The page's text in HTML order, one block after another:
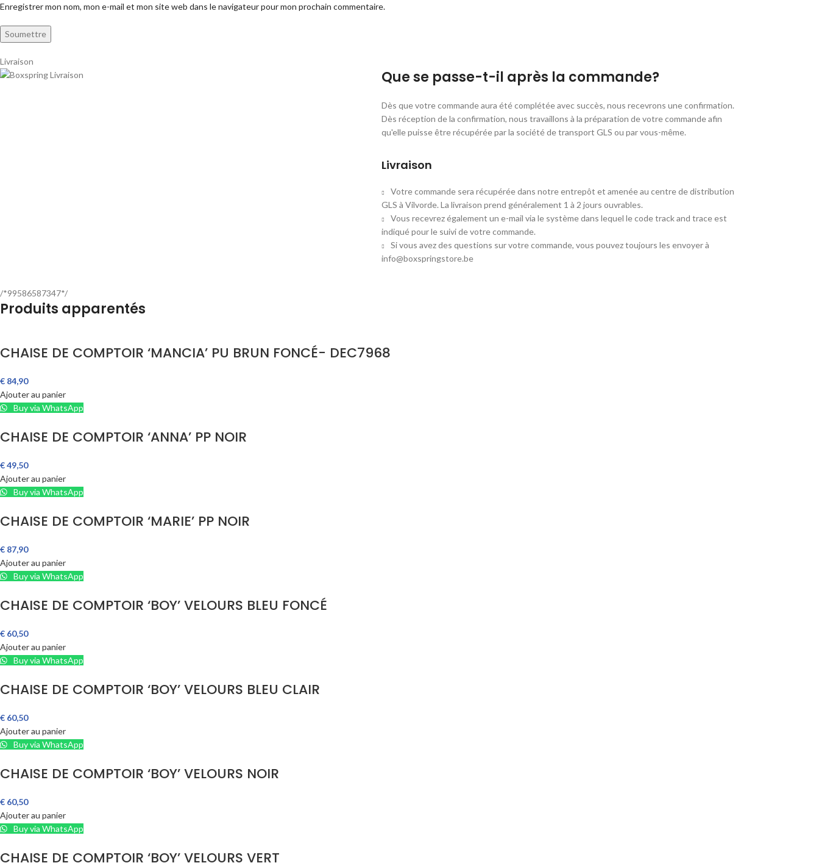
Enregistrer mon nom, mon e-mail et mon site web dans le navigateur pour mon prochain commentaire.
Livraison
Que se passe-t-il après la commande?
Dès que votre commande aura été complétée avec succès, nous recevrons une confirmation.
Dès réception de la confirmation, nous travaillons à la préparation de votre commande afin
qu'elle puisse être récupérée par la société de transport GLS ou par vous-même.
Livraison
Votre commande sera récupérée dans notre entrepôt et amenée au centre de distribution
GLS à Vilvorde. La livraison prend généralement 1 à 2 jours ouvrables.
Vous recevrez également un e-mail via le système dans lequel le code track and trace est
indiqué pour le suivi de votre commande.
Si vous avez des questions sur votre commande, vous pouvez toujours les envoyer à
info@boxspringstore.be
/*99586587347*/
Produits apparentés
CHAISE DE COMPTOIR ‘MANCIA’ PU BRUN FONCÉ- DEC7968
€ 84,90
Ajouter au panier
Buy via WhatsApp
CHAISE DE COMPTOIR ‘ANNA’ PP NOIR
€49,50
Ajouter au panier
Buy via WhatsApp
CHAISE DE COMPTOIR ‘MARIE’ PP NOIR
€ 87,90
Ajouter au panier
Buy via WhatsApp
CHAISE DE COMPTOIR ‘BOY’ VELOURS BLEU FONCÉ
€ 60,50
Ajouter au panier
Buy via WhatsApp
CHAISE DE COMPTOIR ‘BOY’ VELOURS BLEU CLAIR
€ 60,50
Ajouter au panier
Buy via WhatsApp
CHAISE DE COMPTOIR ‘BOY’ VELOURS NOIR
€ 60,50
Ajouter au panier
Buy via WhatsApp
CHAISE DE COMPTOIR ‘BOY’ VELOURS VERT